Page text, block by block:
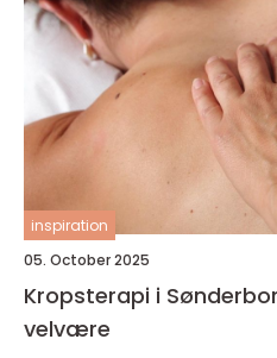
inspiration
05. October 2025
Kropsterapi i
velvære